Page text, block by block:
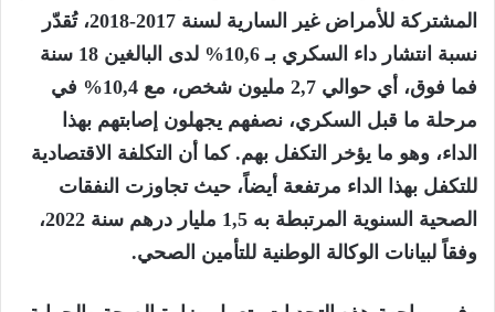
المشتركة للأمراض غير السارية لسنة 2017-2018، تُقدّر
نسبة انتشار داء السكري بـ 10,6% لدى البالغين 18 سنة
فما فوق، أي حوالي 2,7 مليون شخص، مع 10,4% في
مرحلة ما قبل السكري، نصفهم يجهلون إصابتهم بهذا
الداء، وهو ما يؤخر التكفل بهم. كما أن التكلفة الاقتصادية
للتكفل بهذا الداء مرتفعة أيضاً، حيث تجاوزت النفقات
الصحية السنوية المرتبطة به 1,5 مليار درهم سنة 2022،
وفقاً لبيانات الوكالة الوطنية للتأمين الصحي.